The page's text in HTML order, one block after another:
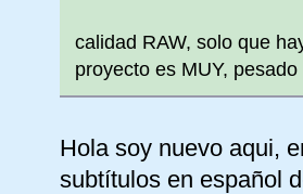
calidad RAW, solo que
proyecto es MUY, pesado
Hola soy nuevo aqui,
subtítulos en español